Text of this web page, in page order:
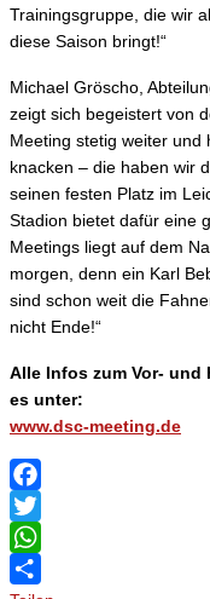
Trainingsgruppe, die wir
diese Saison bringt!“
Michael Gröscho,
zeigt sich begeistert von
Meeting stetig weiter und
knacken – die haben wir
seinen festen Platz im
Stadion bietet dafür eine
Meetings liegt auf dem
morgen, denn ein Karl
sind schon weit die
nicht Ende!“
Alle Infos zum Vor-
es unter:
www.dsc-meeting.de
Facebook
Twitter
WhatsApp